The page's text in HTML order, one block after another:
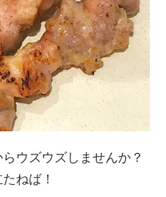
ウズウズしませんか？
ねば！